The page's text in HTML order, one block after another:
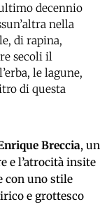
decennio
nella
di rapina,
secoli il
le lagune,
di questa
Breccia, un
e l’atrocità insite
con uno stile
e grottesco